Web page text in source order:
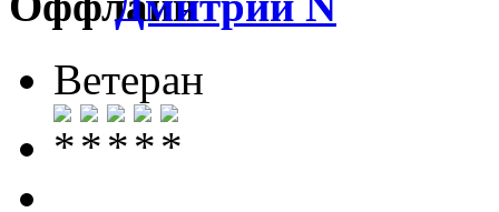
Ветеран